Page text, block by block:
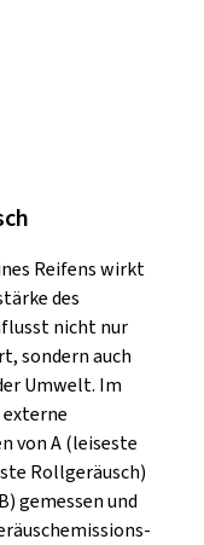
Reifens wirkt
des
nicht nur
sondern auch
Umwelt. Im
von A (leiseste
Rollgeräusch)
gemessen und